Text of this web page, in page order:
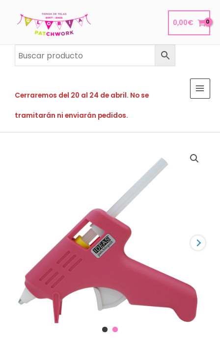
0,00€
Cerraremos del 20 al 24 de abril. No se
tramitarán ni enviarán pedidos.